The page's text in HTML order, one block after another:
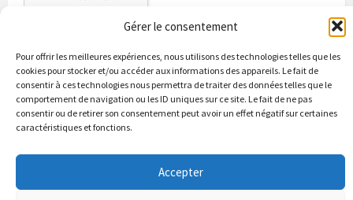
Gérer le consentement
Pour offrir les meilleures expériences, nous utilisons des technologies telles que les
cookies pour stocker et/ou accéder aux informations des appareils. Le fait de
consentir à ces technologies nous permettra de traiter des données telles que le
comportement de navigation ou les ID uniques sur ce site. Le fait de ne pas
consentir ou de retirer son consentement peut avoir un effet négatif sur certaines
caractéristiques et fonctions.
Accepter
Les bonnes adresses
Contacts & renseignements